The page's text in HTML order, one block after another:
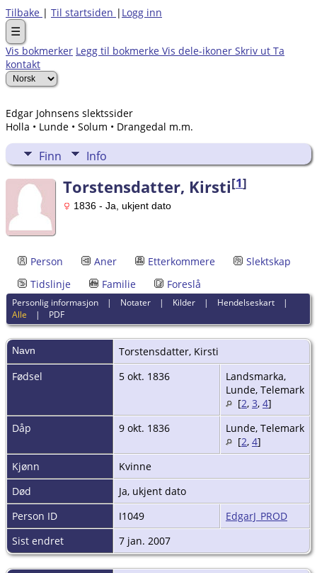
Tilbake | Til startsiden | Logg inn
☰
Vis bokmerker Legg til bokmerke Vis dele-ikoner Skriv ut Ta
kontakt
Edgar Johnsens slektssider
Holla • Lunde • Solum • Drangedal m.m.
Finn Info
Torstensdatter, Kirsti[1]
1836 - Ja, ukjent dato
Person Aner Etterkommere
Slektskap
Tidslinje
Familie Foreslå
Personlig informasjon | Notater | Kilder | Hendelseskart |
Alle | PDF
Navn Torstensdatter, Kirsti
Fødsel
5 okt. 1836
Landsmarka,
Lunde, Telemark
[2, 3, 4]
Dåp
9 okt. 1836
Lunde, Telemark
[2, 4]
Kjønn
Kvinne
Død
Ja, ukjent dato
Person ID
I1049
EdgarJ_PROD
Sist endret
7 jan. 2007